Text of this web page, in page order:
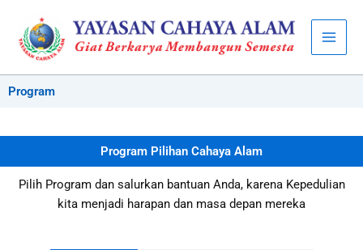
content
Program
Program Pilihan Cahaya Alam
Pilih Program dan salurkan bantuan Anda, karena Kepedulian
kita menjadi harapan dan masa depan mereka